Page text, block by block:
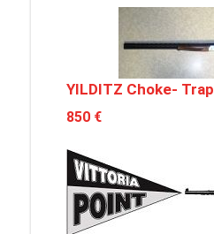
YILDITZ Choke- Trap
850 €